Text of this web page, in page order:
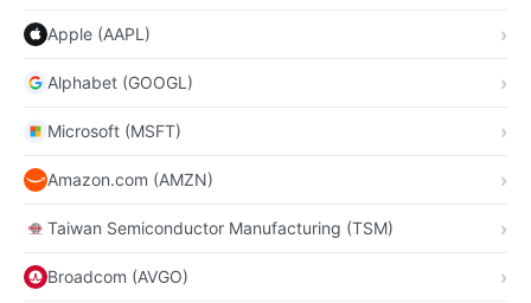
Apple (AAPL)
Alphabet (GOOGL)
Microsoft (MSFT)
Amazon.com (AMZN)
Taiwan Semiconductor Manufacturing (TSM)
Broadcom (AVGO)